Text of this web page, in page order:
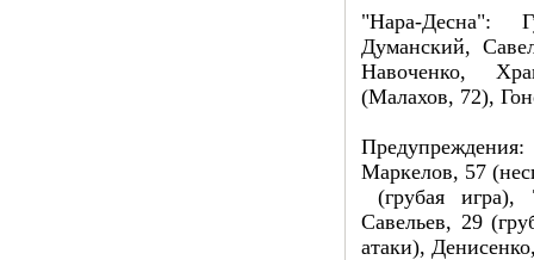
"Нара-Десна":
Думанский,
Навоченко,
(Малахов, 72),
Маркелов, 57
(грубая игра),
Савельев, 29
атаки),